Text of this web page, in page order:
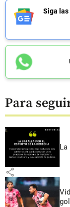
Siga las
Para
La
share